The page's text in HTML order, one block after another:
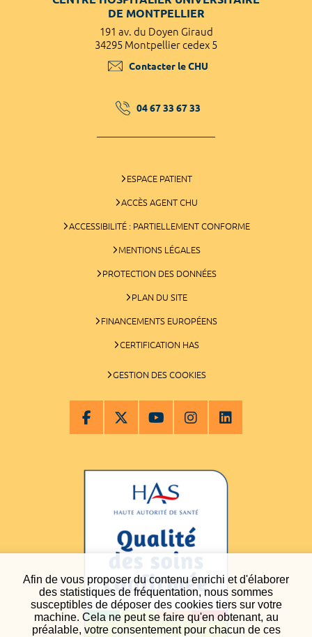
Afin de vous proposer du contenu enrichi et d'élaborer
des statistiques de fréquentation, nous sommes
susceptibles de déposer des cookies tiers sur votre
machine. Cela ne peut se faire qu'en obtenant, au
préalable, votre consentement pour chacun de ces
DE MONTPELLIER
191 av. du Doyen Giraud
34295 Montpellier cedex 5
Contacter le CHU
04 67 33 67 33
ESPACE PATIENT
ACCÈS AGENT CHU
ACCESSIBILITÉ : PARTIELLEMENT CONFORME
MENTIONS LÉGALES
PROTECTION DES DONNÉES
PLAN DU SITE
FINANCEMENTS EUROPÉENS
CERTIFICATION HAS
GESTION DES COOKIES